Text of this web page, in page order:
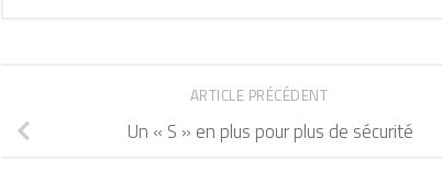
ARTICLE PRÉCÉDENT
Un « S » en plus pour plus de sécurité